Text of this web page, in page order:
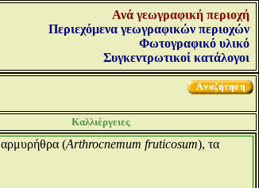
Ανά γεωγραφική περιοχή
Περιεχόμενα γεωγραφικών περιοχών
Φωτογραφικό υλικό
Συγκεντρωτικοί κατάλογοι
Καλλιέργειες
αρμυρήθρα (Arthrocnemum fruticosum), τα